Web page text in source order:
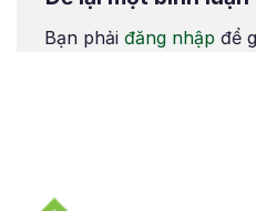
kinh 15 ngày thai vào
Bạn phải đăng nhập để